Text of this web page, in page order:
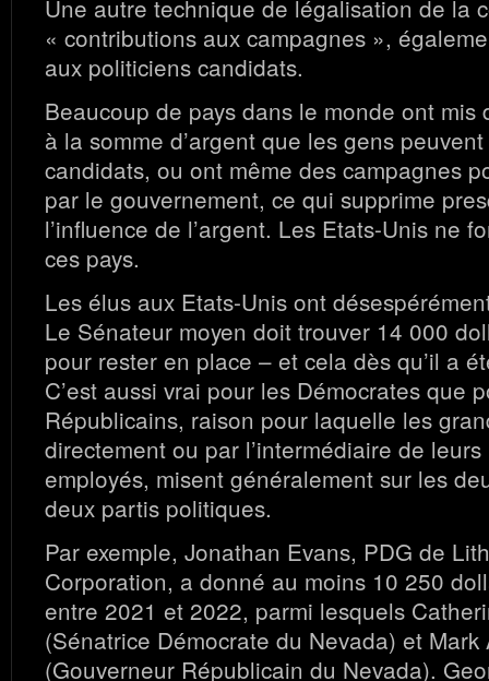
Une autre technique de légalisation de la
« contributions aux campagnes »,
aux politiciens candidats.
Beaucoup de pays dans le monde ont mis
à la somme d’argent que les gens
candidats, ou ont même des campagnes
par le gouvernement, ce qui supprime
l’influence de l’argent. Les Etats-Unis ne
ces pays.
Les élus aux Etats-Unis ont
Le Sénateur moyen doit trouver 14 000
pour rester en place – et cela dès qu’il a
C’est aussi vrai pour les Démocrates que
Républicains, raison pour laquelle les
directement ou par l’intermédiaire de
employés, misent généralement sur les
deux partis politiques.
Par exemple, Jonathan Evans, PDG de
Corporation, a donné au moins 10 250
entre 2021 et 2022, parmi lesquels
(Sénatrice Démocrate du Nevada) et Mark
(Gouverneur Républicain du Nevada).